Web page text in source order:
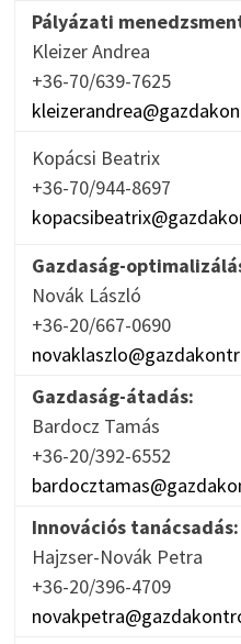
Pályázati
Kleizer Andrea
+36-70/639-7625
Kopácsi Beatrix
+36-70/944-8697
Gazdaság-
Novák László
+36-20/667-0690
Gazdaság-átadás:
Bardocz Tamás
+36-20/392-6552
Innovációs tanácsadás:
Hajzser-Novák Petra
+36-20/396-4709